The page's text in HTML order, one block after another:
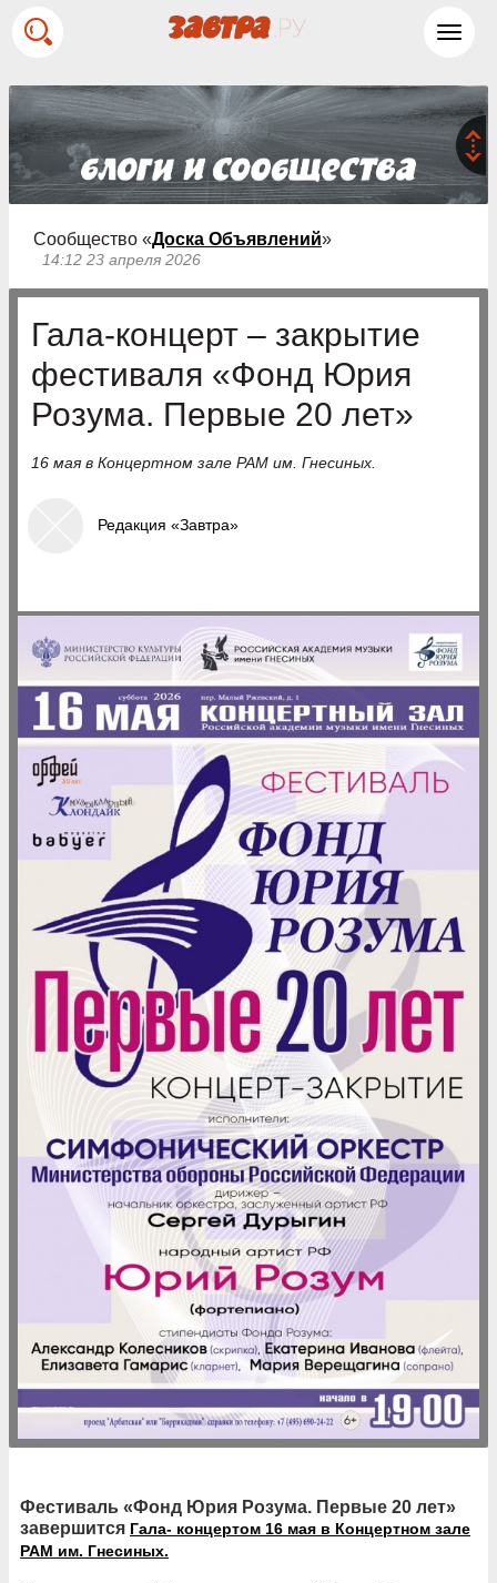
Сообщество «Доска Объявлений»
14:12 23 апреля 2026
Гала-концерт – закрытие
фестиваля «Фонд Юрия
Розума. Первые 20 лет»
16 мая в Концертном зале РАМ им. Гнесиных.
Редакция «Завтра»
Фестиваль «Фонд Юрия Розума. Первые 20 лет»
завершится Гала- концертом 16 мая в Концертном зале
РАМ им. Гнесиных.